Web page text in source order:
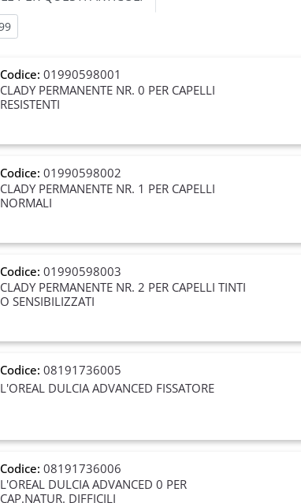
Codice: 01990598001
CLADY PERMANENTE NR. 0 PER CAPELLI
RESISTENTI
Codice: 01990598002
CLADY PERMANENTE NR. 1 PER CAPELLI
NORMALI
Codice: 01990598003
CLADY PERMANENTE NR. 2 PER CAPELLI TINTI
O SENSIBILIZZATI
Codice: 08191736005
L'OREAL DULCIA ADVANCED FISSATORE
Codice: 08191736006
L'OREAL DULCIA ADVANCED 0 PER
CAP.NATUR. DIFFICILI